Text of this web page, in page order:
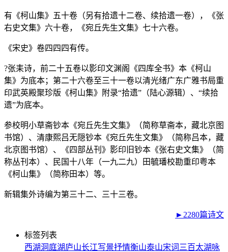
有《柯山集》五十卷（另有拾遗十二卷、续拾遗一卷），《张
右史文集》六十卷，《宛丘先生文集》七十六卷。
《宋史》卷四四四有传。
?张耒诗，前二十五卷以影印文渊阁《四库全书》本《柯山
集》为底本；第二十六卷至三十一卷以清光绪广东广雅书局重
印武英殿聚珍版《柯山集》附录“拾遗”（陆心源辑）、“续拾
遗”为底本。
参校明小草斋钞本《宛丘先生文集》（简称草斋本，藏北京图
书馆）、清康熙吕无隠钞本《宛丘先生文集》（简称吕本，藏
北京图书馆）、《四部丛刊》影印旧钞本《张右史文集》（简
称丛刊本）、民国十八年（一九二九）田毓璠校勘重印粤本
《柯山集》（简称田本）等。
新辑集外诗编为第三十二、三十三卷。
►2280篇诗文
标签列表
西湖洞庭湖庐山长江写景抒情衡山泰山宋词三百太湖 咏